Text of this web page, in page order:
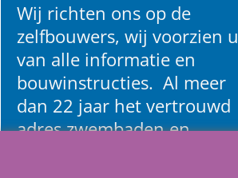
Wij richten ons op de
zelfbouwers, wij voorzien u
van alle informatie en
bouwinstructies. Al meer
dan 22 jaar het vertrouwd
adres zwembaden en